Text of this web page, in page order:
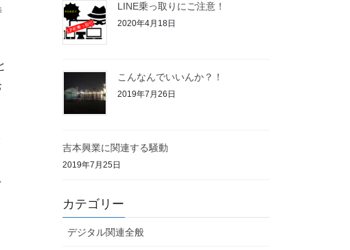
LINE乗っ取りにご注意！
2020年4月18日
こんなんでいいんか？！
2019年7月26日
吉本興業に関連する騒動
2019年7月25日
カテゴリー
デジタル関連全般